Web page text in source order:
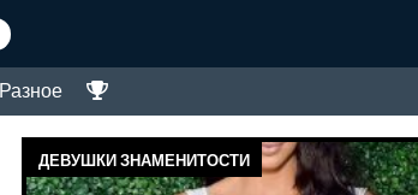
Разное
ДЕВУШКИ ЗНАМЕНИТОСТИ